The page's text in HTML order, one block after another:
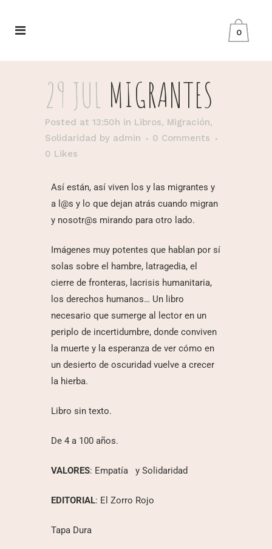
0
29 JUL MIGRANTES
Posted at 13:50h in Libros, Migración,
Solidaridad by admin
0 Comments
0 Likes
Así están, así viven los y las migrantes y
a l@s y lo que dejan atrás cuando migran
y nosotr@s mirando para otro lado.
Imágenes muy potentes que hablan por sí
solas sobre el hambre, latragedia, el
cierre de fronteras, lacrisis humanitaria,
los derechos humanos… Un libro
necesario que sumerge al lector en un
periplo de incertidumbre, donde conviven
la muerte y la esperanza de ver cómo en
un desierto de oscuridad vuelve a crecer
la hierba.
Libro sin texto.
De 4 a 100 años.
VALORES: Empatía y Solidaridad
EDITORIAL: El Zorro Rojo
Tapa Dura